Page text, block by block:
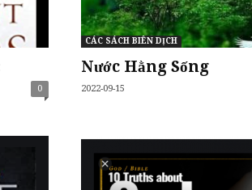
0
CÁC SÁCH BIÊN DỊCH
Nước Hằng Sống
2022-09-15